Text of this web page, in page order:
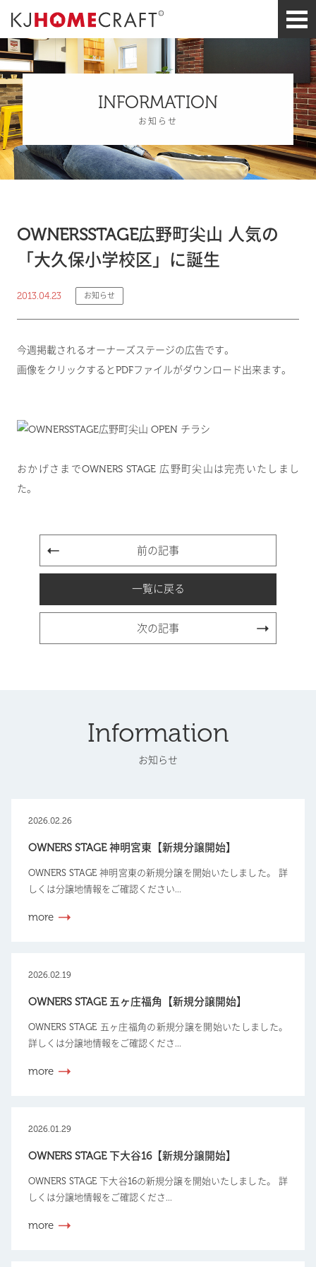
INFORMATION
お知らせ
OWNERSSTAGE広野町尖山 人気の
「大久保小学校区」に誕生
2013.04.23 お知らせ
今週掲載されるオーナーズステージの広告です。
画像をクリックするとPDFファイルがダウンロード出来ます。
おかげさまでOWNERS STAGE 広野町尖山は完売いたしまし
た。
前の記事
一覧に戻る
次の記事
Information
お知らせ
2026.02.26
OWNERS STAGE 神明宮東【新規分譲開始】
OWNERS STAGE 神明宮東の新規分譲を開始いたしました。 詳
しくは分譲地情報をご確認ください...
more
2026.02.19
OWNERS STAGE 五ヶ庄福角【新規分譲開始】
OWNERS STAGE 五ヶ庄福角の新規分譲を開始いたしました。
詳しくは分譲地情報をご確認くださ...
more
2026.01.29
OWNERS STAGE 下大谷16【新規分譲開始】
OWNERS STAGE 下大谷16の新規分譲を開始いたしました。 詳
しくは分譲地情報をご確認くださ...
more